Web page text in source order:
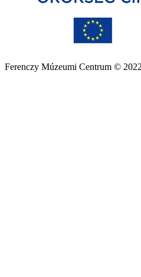
Ferenczy Múzeumi Centrum ©